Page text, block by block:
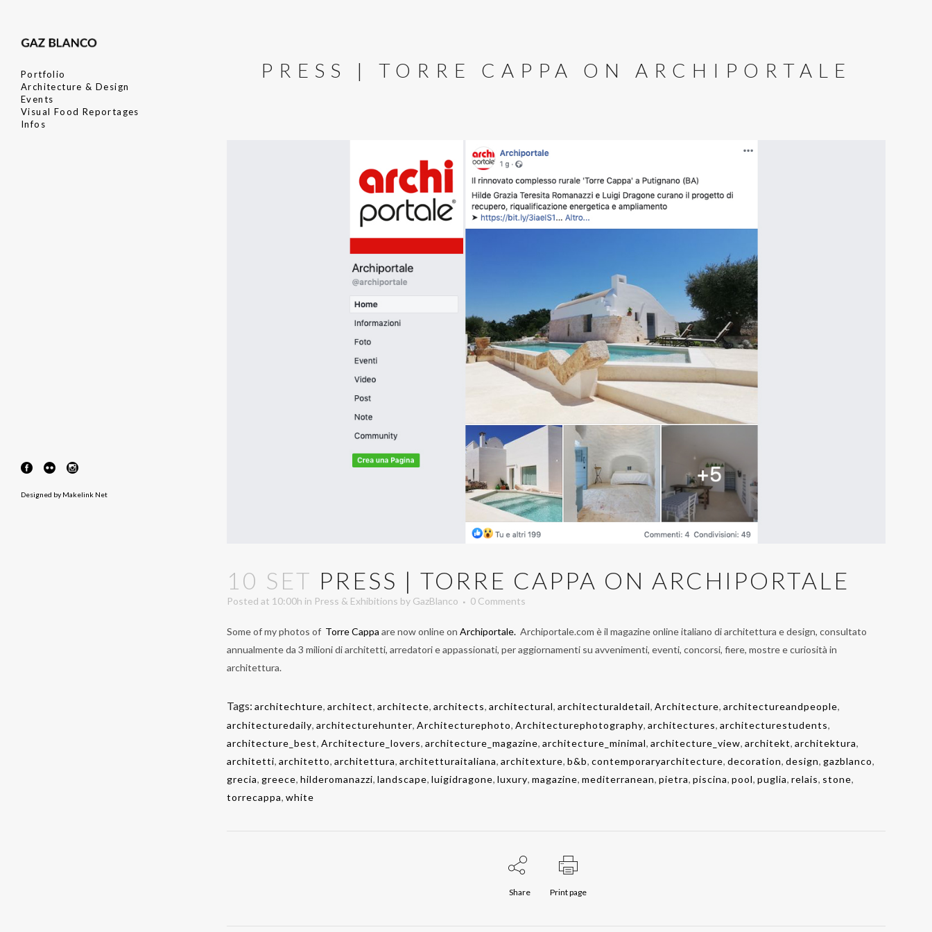
Portfolio
Architecture & Design
Events
Visual Food Reportages
Infos
Designed by Makelink Net
PRESS | TORRE CAPPA ON ARCHIPORTALE
10 SET PRESS | TORRE CAPPA ON ARCHIPORTALE
Posted at 10:00h in Press & Exhibitions by GazBlanco 0 Comments
Some of my photos of Torre Cappa are now online on Archiportale. Archiportale.com è il magazine online italiano di architettura e design, consultato
annualmente da 3 milionidi architetti, arredatori e appassionati, per aggiornamenti su avvenimenti, eventi, concorsi, fiere, mostre e curiosità in
architettura.
Tags: architechture, architect, architecte, architects, architectural, architecturaldetail, Architecture, architectureandpeople,
architecturedaily, architecturehunter, Architecturephoto, Architecturephotography, architectures, architecturestudents,
architecture_best, Architecture_lovers, architecture_magazine, architecture_minimal, architecture_view, architekt, architektura,
architetti, architetto, architettura, architetturaitaliana, architexture, b&b, contemporaryarchitecture, decoration, design, gazblanco,
grecia, greece, hilderomanazzi, landscape, luigidragone, luxury, magazine, mediterranean, pietra, piscina, pool, puglia, relais, stone,
torrecappa, white
Share Print page